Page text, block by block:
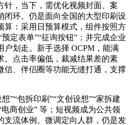
，当下，需优化视频封面、案
闭环。仍是面向全国的大型印刷设
算：采用日预算模式，组件按照方
定表单”“征询按钮”；并完成企业
户划走。新手选择 OCPM，能满
。点击率偏低，裁减结果差的素
信、伴侣圈等功能无缝打通，支撑
包拆印刷”“文创设想”“家拆建
电商创业” 等；短视频成为公共领
支流体例。微调定向人群，仍是发